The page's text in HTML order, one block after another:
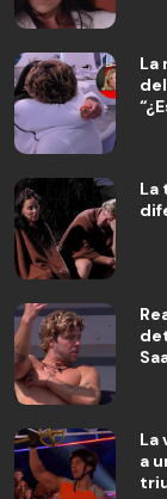
La
La
La
a